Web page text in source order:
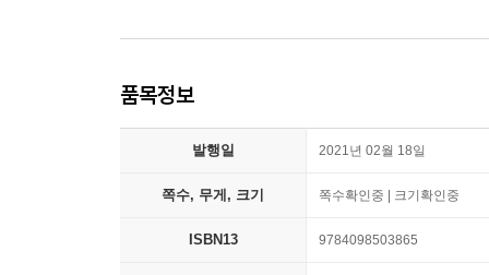
품목정보
발행일 2021년 02월 18일
쪽수, 무게, 크기 쪽수확인중 | 크기확인중
ISBN13 9784098503865